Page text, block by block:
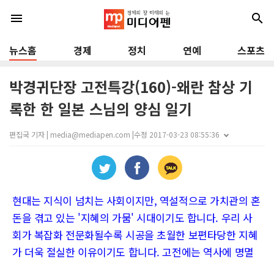
menu search
뉴스홈 경제 정치 연예 스포츠
박경귀단장 고전특강(160)-왜란 참상 기
록한 한 일본 스님의 양심 일기
편집국 기자 | media@mediapen.com |수정 2017-03-23 08:55:36
현대는 지식이 넘치는 사회이지만, 역설적으로 가치관의 혼
돈을 겪고 있는 '지혜의 가뭄' 시대이기도 합니다. 우리 사
회가 복잡화 전문화될수록 시공을 초월한 보편타당한 지혜
가 더욱 절실한 이유이기도 합니다. 고전에는 역사에 명멸